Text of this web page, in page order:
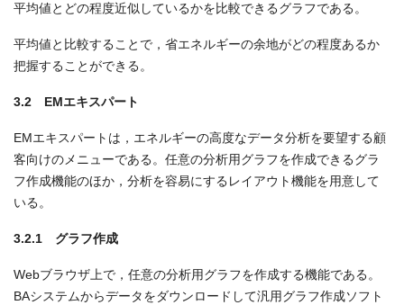
平均値とどの程度近似しているかを比較できるグラフである。
平均値と比較することで，省エネルギーの余地がどの程度あるか
把握することができる。
3.2 EMエキスパート
EMエキスパートは，エネルギーの高度なデータ分析を要望する顧
客向けのメニューである。任意の分析用グラフを作成できるグラ
フ作成機能のほか，分析を容易にするレイアウト機能を用意して
いる。
3.2.1 グラフ作成
Webブラウザ上で，任意の分析用グラフを作成する機能である。
BAシステムからデータをダウンロードして汎用グラフ作成ソフト